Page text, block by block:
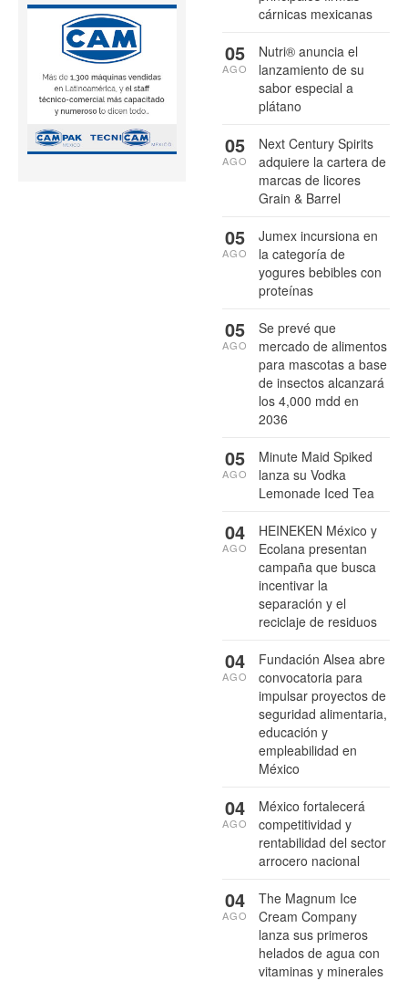
cárnicas mexicanas
Nutri® anuncia el
lanzamiento de su
sabor especial a
plátano
05
AGO
Next Century Spirits
adquiere la cartera de
marcas de licores
Grain & Barrel
05
AGO
Jumex incursiona en
la categoría de
yogures bebibles con
proteínas
05
AGO
Se prevé que
mercado de alimentos
para mascotas a base
de insectos alcanzará
los 4,000 mdd en
2036
05
AGO
Minute Maid Spiked
lanza su Vodka
Lemonade Iced Tea
05
AGO
HEINEKEN México y
Ecolana presentan
campaña que busca
incentivar la
separación y el
reciclaje de residuos
04
AGO
Fundación Alsea abre
convocatoria para
impulsar proyectos de
seguridad alimentaria,
educación y
empleabilidad en
México
04
AGO
México fortalecerá
competitividad y
rentabilidad del sector
arrocero nacional
04
AGO
The Magnum Ice
Cream Company
lanza sus primeros
helados de agua con
vitaminas y minerales
04
AGO